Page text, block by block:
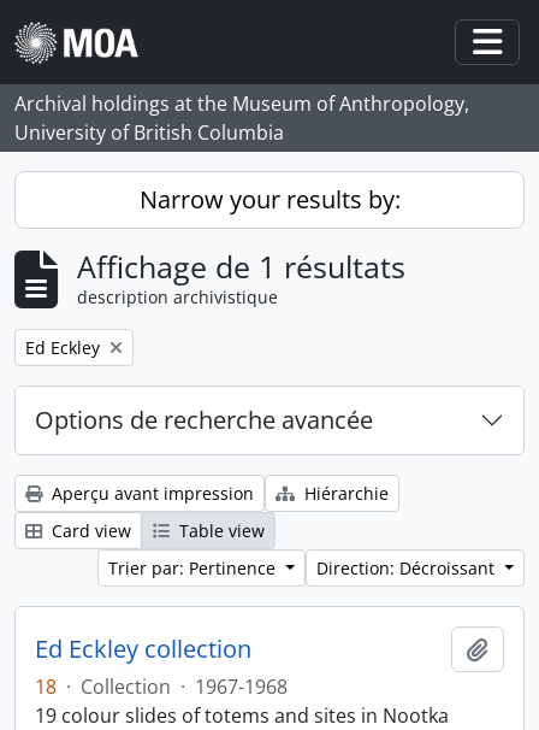
Skip to main content
Archival holdings at the Museum of Anthropology,
University of British Columbia
Narrow your results by:
Affichage de 1 résultats
description archivistique
Remove filter:
Ed Eckley
Options de recherche avancée
Aperçu avant impression
Hiérarchie
Card view
Table view
Trier par: Pertinence
Direction: Décroissant
Ed Eckley collection
18 · Collection · 1967-1968
19 colour slides of totems and sites in Nootka